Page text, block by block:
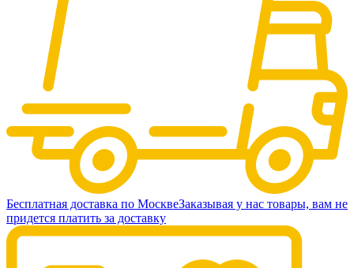
Бесплатная доставка по МосквеЗаказывая у нас товары, вам не
придется платить за доставку